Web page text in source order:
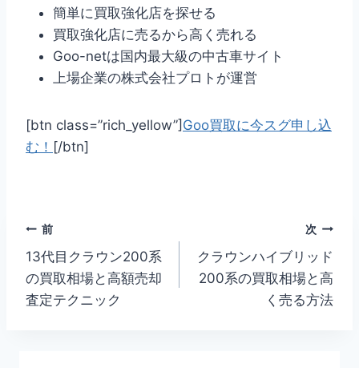
簡単に買取強化店を探せる
買取強化店に売るから高く売れる
Goo-netは国内最大級の中古車サイト
上場企業の株式会社プロトが運営
[btn class=”rich_yellow”] Goo買取に今スグ申し込
む！ [/btn]
投
稿
ナ
前
13代目クラウン200系
の買取相場と高額売却
査定テクニック
次
クラウンハイブリッド
200系の買取相場と高
く売る方法